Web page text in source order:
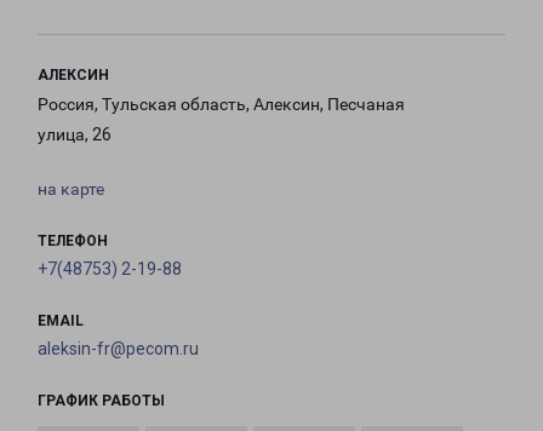
АЛЕКСИН
Россия, Тульская область, Алексин, Песчаная
улица, 26
на карте
ТЕЛЕФОН
+7(48753) 2-19-88
EMAIL
aleksin-fr@pecom.ru
ГРАФИК РАБОТЫ